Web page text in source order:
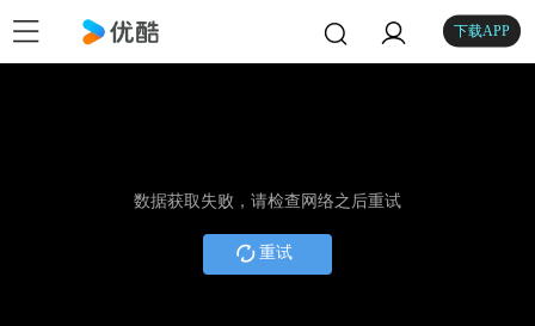
下载APP
数据获取失败，请检查网络之后重试
重试